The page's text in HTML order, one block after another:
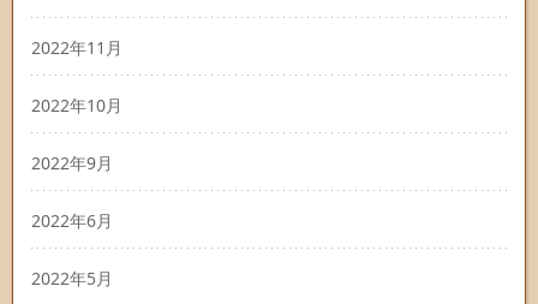
2022年11月
2022年10月
2022年9月
2022年6月
2022年5月